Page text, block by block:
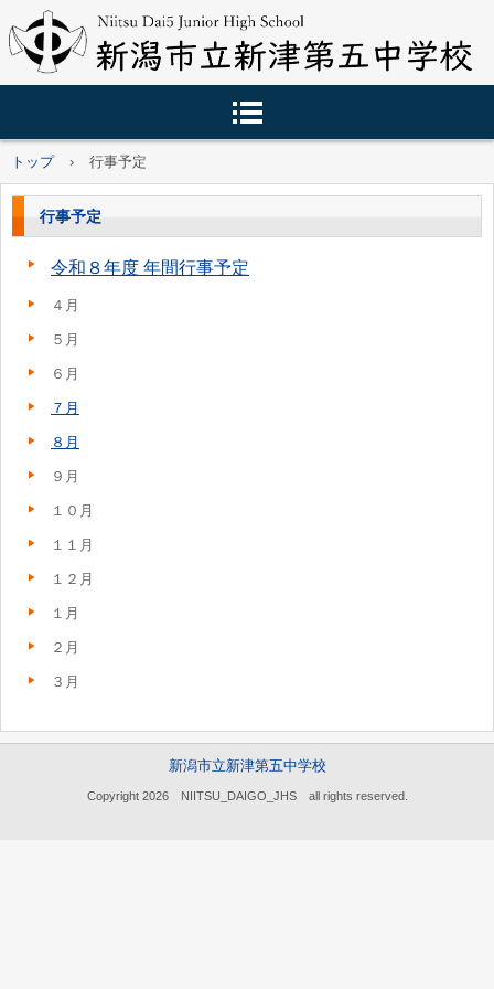
トップ › 行事予定
行事予定
令和８年度 年間行事予定
４月
５月
６月
７月
８月
９月
１０月
１１月
１２月
１月
２月
３月
新潟市立新津第五中学校
Copyright 2026 NIITSU_DAIGO_JHS all rights reserved.